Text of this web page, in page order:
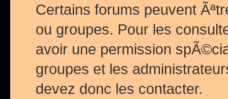
Certains forums peuvent
ou groupes. Pour les
avoir une permission
groupes et les
devez donc les contacter.